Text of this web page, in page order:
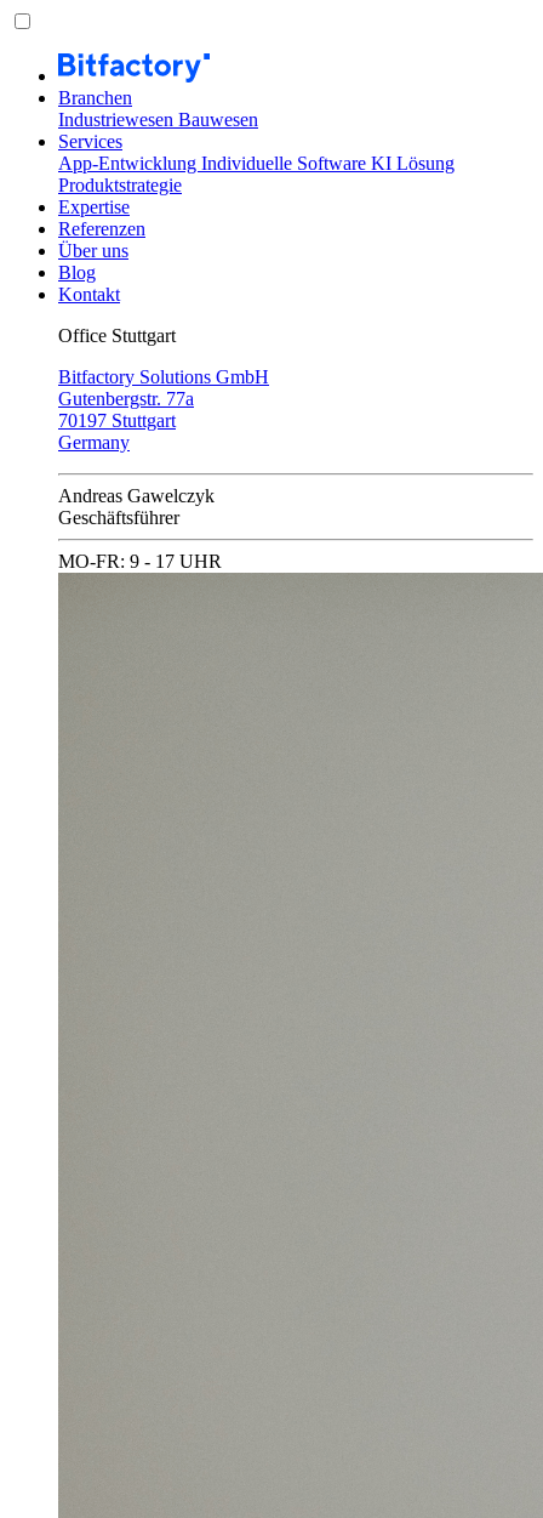
Branchen
Industriewesen Bauwesen
Services
App-Entwicklung Individuelle Software KI Lösung
Produktstrategie
Expertise
Referenzen
Über uns
Blog
Kontakt
Office Stuttgart
Bitfactory Solutions GmbH
Gutenbergstr. 77a
70197 Stuttgart
Germany
Andreas Gawelczyk
Geschäftsführer
MO-FR: 9 - 17 UHR